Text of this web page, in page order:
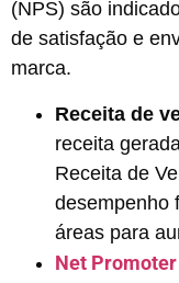
(NPS) são
de satisfação e
marca.
Receita de
receita
Receita de
desempenho
áreas para
Net